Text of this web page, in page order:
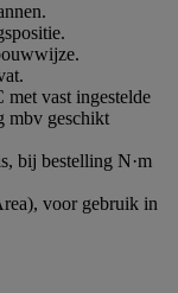
vast ingestelde
mbv geschikt
bij bestelling N·m
voor gebruik in